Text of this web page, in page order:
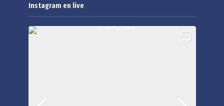
Instagram en live